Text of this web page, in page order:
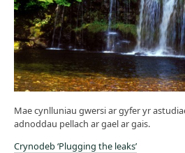
Mae cynlluniau gwersi ar gyfer yr
adnoddau pellach ar gael ar gais.
Crynodeb ‘Plugging the leaks’